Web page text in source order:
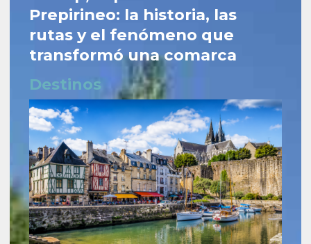
Prepirineo: la historia, las
rutas y el fenómeno que
transformó una comarca
Destinos